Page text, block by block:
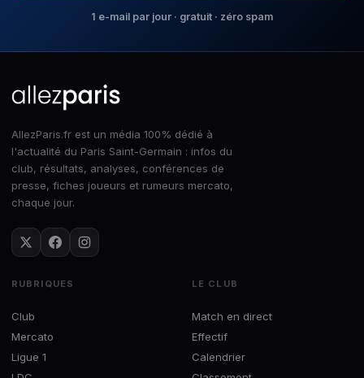
1 e-mail par jour · gratuit · zéro spam
AllezParis.fr est un média 100% dédié à
l'actualité du Paris Saint-Germain : infos du
club, résultats, analyses, conférences de
presse, fiches joueurs et rumeurs mercato,
chaque jour.
RUBRIQUES
Club
Mercato
Ligue 1
LE CLUB
Match en direct
Effectif
Calendrier